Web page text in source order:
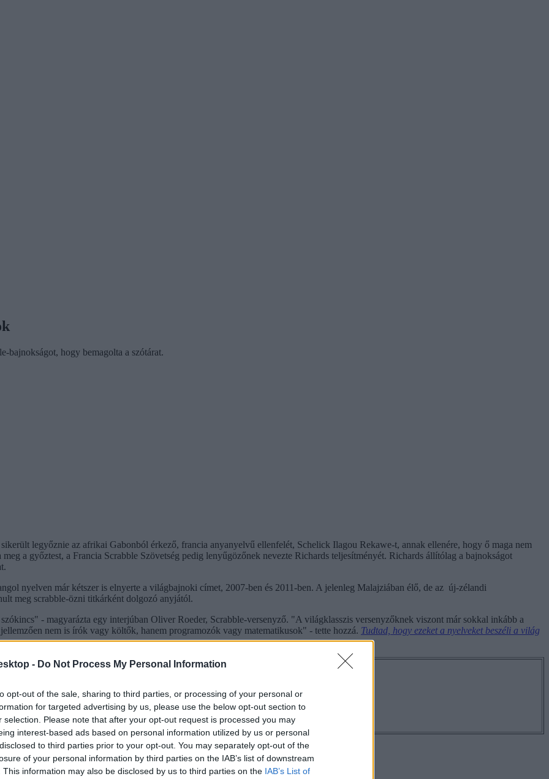
- Do Not Process My Personal Information
opt-out of the sale, sharing to third parties, or processing of your personal or
for targeted advertising by us, please use the below opt-out section to
selection. Please note that after your opt-out request is processed you may
interest-based ads based on personal information utilized by us or personal
to third parties prior to your opt-out. You may separately opt-out of the
of your personal information by third parties on the IAB’s list of downstream
This information may also be disclosed by us to third parties on the IAB’s List of
bajnokságot, hogy bemagolta a szótárat.
legyőznie az afrikai Gabonból érkező, francia anyanyelvű ellenfelét, Schelick Ilagou Rekawe-t, annak ellenére, hogy ő maga nem
a győztest, a Francia Scrabble Szövetség pedig lenyűgözőnek nevezte Richards teljesítményét. Richards állítólag a bajnokságot
nyelven már kétszer is elnyerte a világbajnoki címet, 2007-ben és 2011-ben. A jelenleg Malajziában élő, de az új-zélandi
meg scrabble-özni titkárként dolgozó anyjától.
- magyarázta egy interjúban Oliver Roeder, Scrabble-versenyző. "A világklasszis versenyzőknek viszont már sokkal inkább a
nem is írók vagy költők, hanem programozók vagy matematikusok" - tette hozzá. Tudtad, hogy ezeket a nyelveket beszéli a világ